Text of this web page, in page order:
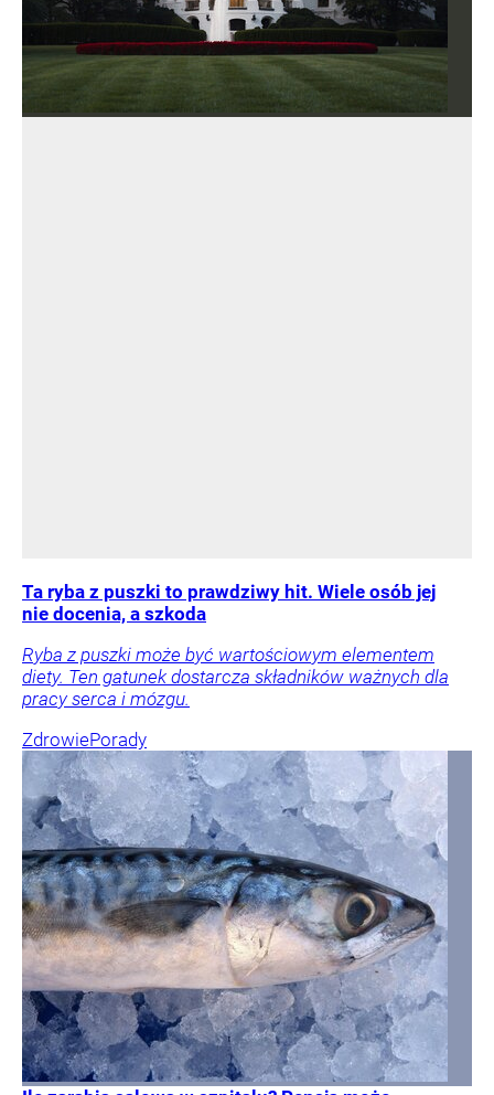
Ta ryba z puszki to prawdziwy hit. Wiele osób jej
nie docenia, a szkoda
Ryba z puszki może być wartościowym elementem
diety. Ten gatunek dostarcza składników ważnych dla
pracy serca i mózgu.
ZdrowiePorady